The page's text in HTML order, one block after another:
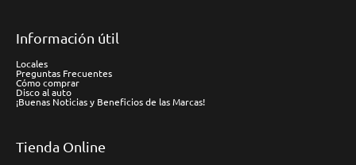
Información útil
Locales
Preguntas Frecuentes
Cómo comprar
Disco al auto
¡Buenas Noticias y Beneficios de las Marcas!
Tienda Online